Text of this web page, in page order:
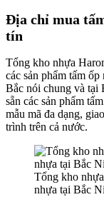
Địa chỉ mua
tín
Tổng kho nhựa
các sản phẩm tấm
Bắc nói chung và tại
sẵn các sản phẩm
mẫu mã đa dạng,
trình trên cả nước.
Tổng kho
nhựa tại Bắc